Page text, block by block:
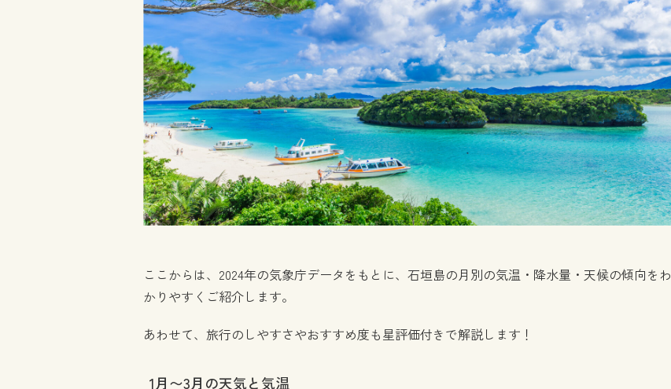
ここからは、2024年の気象庁データをもとに、石垣島の月別の気温・降水量・天候の傾向をわ
かりやすくご紹介します。
あわせて、旅行のしやすさやおすすめ度も星評価付きで解説します！
1月〜3月の天気と気温